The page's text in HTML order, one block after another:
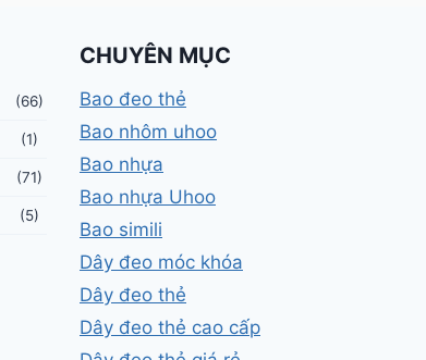
(66)
(1)
(71)
(5)
CHUYÊN MỤC
Bao đeo thẻ
Bao nhôm uhoo
Bao nhựa
Bao nhựa Uhoo
Bao simili
Dây đeo móc khóa
Dây đeo thẻ
Dây đeo thẻ cao cấp